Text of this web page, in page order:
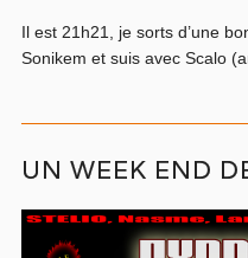
Il est 21h21, je sorts d’une
Sonikem et suis avec Scalo
UN WEEK END